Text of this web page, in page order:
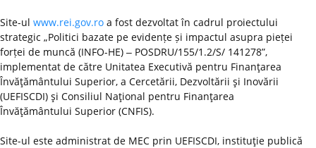
Site-ul www.rei.gov.ro a fost dezvoltat în cadrul proiectului
strategic „Politici bazate pe evidențe și impactul asupra pieței
forței de muncă (INFO-HE) ‒ POSDRU/155/1.2/S/ 141278”,
implementat de către Unitatea Executivă pentru Finanţarea
Învăţământului Superior, a Cercetării, Dezvoltării şi Inovării
(UEFISCDI) şi Consiliul Naţional pentru Finanţarea
Învăţământului Superior (CNFIS).
Site-ul este administrat de MEC prin UEFISCDI, instituţie publică